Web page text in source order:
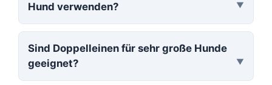
Hund verwenden?
Sind Doppelleinen für sehr große Hunde
geeignet?